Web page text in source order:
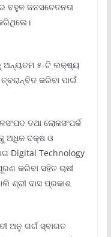
ବହୁଳ ଜନସଚେତନତା
ଅନ୍ୟତମ ୫-ଟି ଲକ୍ଷ୍ୟ
କରିବା ପାଇଁ
ତଥା ଲୋକସଂପର୍କ
ଅଧିକ ଦକ୍ଷ ଓ
Digital Technology
କରିବା ସହିତ ଚାଷୀ
ଶ୍ରୀ ଦାସ ପ୍ରକାଶ
ଅନୁ ଗର୍ଗ ସ୍ବାଗତ